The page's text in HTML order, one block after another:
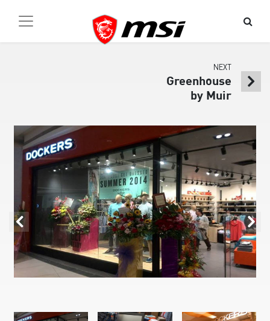
NEXT
Greenhouse
by Muir